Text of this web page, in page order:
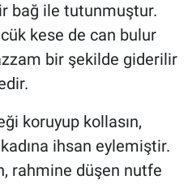
bağ ile tutunmuştur.
kese de can bulur
bir şekilde giderilir
koruyup kollasın,
ihsan eylemiştir.
rahmine düşen nutfe